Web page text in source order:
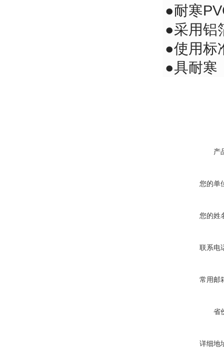
●耐寒
●采用
●使用标
●具耐寒
产
您的单
您的姓
联系电
常用邮
省
详细地